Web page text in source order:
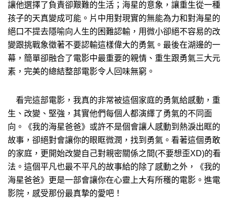
讓他選擇了負責卻艱難的生活；海星的意象，讓重生從一種
孩子的天真變成可能。片中用對現實的無能為力和對海星的
絕口不提去隱喻向人生的困難認輸，用微小卻絕不容易的改
變跟挑戰象徵著不要認輸這樣偉大的勇氣。最後在湖邊的一
幕，簡單卻融合了電影中最重要的親情、重生跟勇氣三大元
素，完美的總結整部電影令人回味無窮。
看完這部電影，我真的非常被這個家庭的勇氣給感動，重
生、改變、堅強，其實他們每個人都演繹了勇氣的不同面
向。《我的海星爸爸》或許不是個會讓人感動到熱淚出眶的
故事，卻絕對會讓你的眼眶微潤，找到勇氣。看著這個勇敢
的家庭，更開始改變自己對親密關係之間(不要想歪XD)的看
法。這個平凡也最不平凡的故事給的除了感動之外，《我的
海星爸爸》更是一部會讓你在心靈上大有所穫的電影。進電
影院，感受那份最真摯的愛吧！